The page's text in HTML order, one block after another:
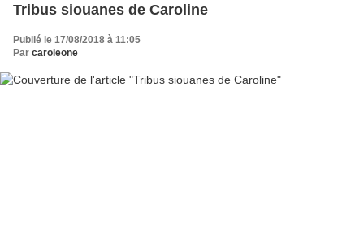
Tribus siouanes de Caroline
Publié le 17/08/2018 à 11:05
Par caroleone